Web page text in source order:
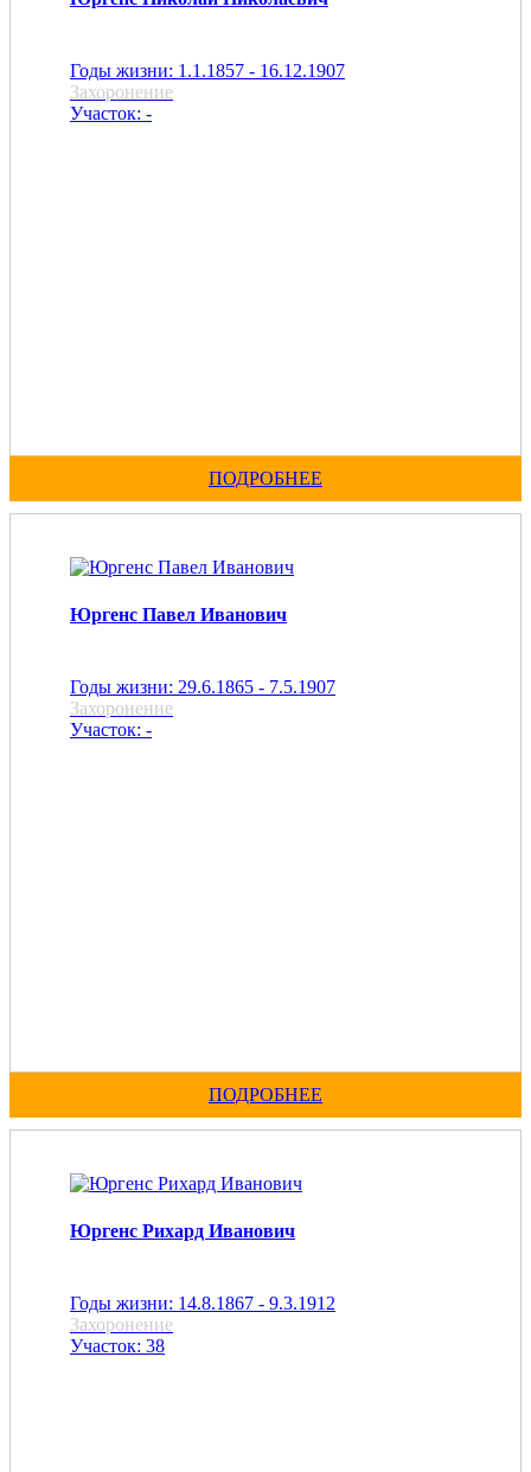
Годы жизни: 1.1.1857 - 16.12.1907
Захоронение
Участок: -
ПОДРОБНЕЕ
Юргенс Павел Иванович
Годы жизни: 29.6.1865 - 7.5.1907
Захоронение
Участок: -
ПОДРОБНЕЕ
Юргенс Рихард Иванович
Годы жизни: 14.8.1867 - 9.3.1912
Захоронение
Участок: 38